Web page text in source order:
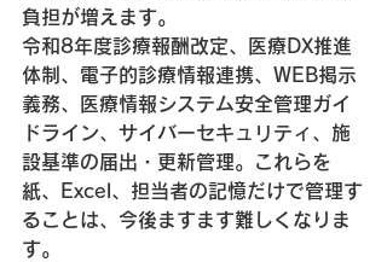
負担が増えます。
令和8年度診療報酬改定、医療DX推進
体制、電子的診療情報連携、WEB掲示
義務、医療情報システム安全管理ガイ
ドライン、サイバーセキュリティ、施
設基準の届出・更新管理。これらを
紙、Excel、担当者の記憶だけで管理す
ることは、今後ますます難しくなりま
す。